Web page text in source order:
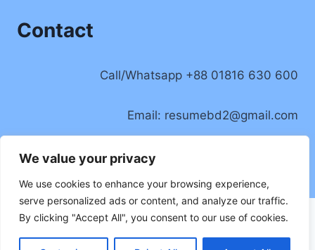
We value your privacy
We use cookies to enhance your browsing experience,
serve personalized ads or content, and analyze our traffic.
By clicking "Accept All", you consent to our use of cookies.
Contact
Call/Whatsapp +88 01816 630 600
Email: resumebd2@gmail.com
Location: Badda, Dhaka, Bangladesh
Privacy Policy© 2026 Resume Writer BD